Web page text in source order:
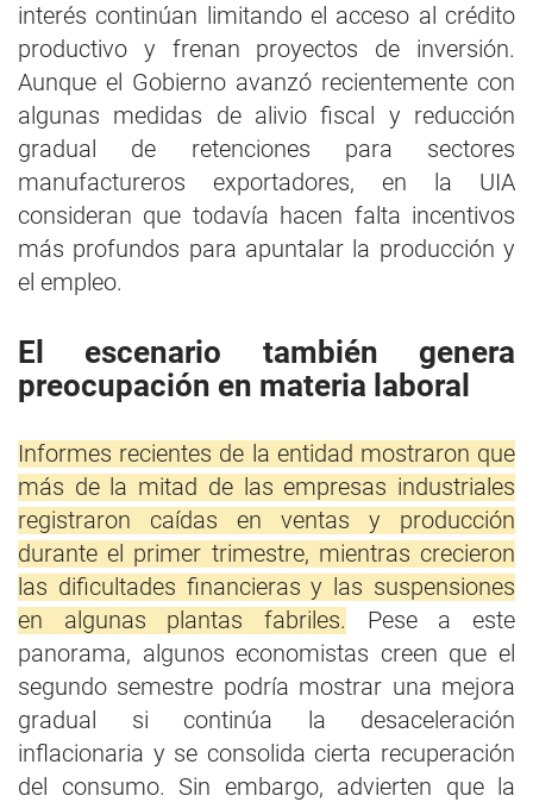
interés continúan limitando el acceso al crédito
productivo y frenan proyectos de inversión.
Aunque el Gobierno avanzó recientemente con
algunas medidas de alivio fiscal y reducción
gradual de retenciones para sectores
manufactureros exportadores, en la UIA
consideran que todavía hacen falta incentivos
más profundos para apuntalar la producción y
el empleo.
El escenario también genera
preocupación en materia laboral
Informes recientes de la entidad mostraron que
más de la mitad de las empresas industriales
registraron caídas en ventas y producción
durante el primer trimestre, mientras crecieron
las dificultades financieras y las suspensiones
en algunas plantas fabriles. Pese a este
panorama, algunos economistas creen que el
segundo semestre podría mostrar una mejora
gradual si continúa la desaceleración
inflacionaria y se consolida cierta recuperación
del consumo. Sin embargo, advierten que la